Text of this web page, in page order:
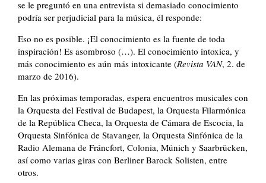
se le preguntó en una entrevista si demasiado conocimiento
podría ser perjudicial para la música, él responde:
Eso no es posible. ¡El conocimiento es la fuente de toda
inspiración! Es asombroso (…). El conocimiento intoxica, y
más conocimiento es aún más intoxicante (Revista VAN, 2. de
marzo de 2016).
En las próximas temporadas, espera encuentros musicales con
la Orquesta del Festival de Budapest, la Orquesta Filarmónica
de la República Checa, la Orquesta de Cámara de Escocia, la
Orquesta Sinfónica de Stavanger, la Orquesta Sinfónica de la
Radio Alemana de Fráncfort, Colonia, Múnich y Saarbrücken,
así como varias giras con Berliner Barock Solisten, entre
otros.